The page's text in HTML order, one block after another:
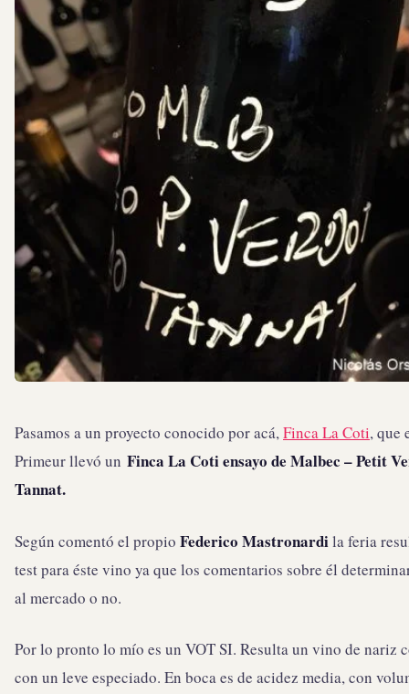
Pasamos a un proyecto conocido por acá,Finca La Coti, que
Primeur llevó un Finca La Coti ensayo de Malbec – Petit
Tannat.
Según comentó el propio Federico Mastronardila feria
test para éste vino ya que los comentarios sobre él
al mercado o no.
Por lo pronto lo mío es un VOT SI. Resulta un vino de nariz
con un leve especiado. En boca es de acidez media, con